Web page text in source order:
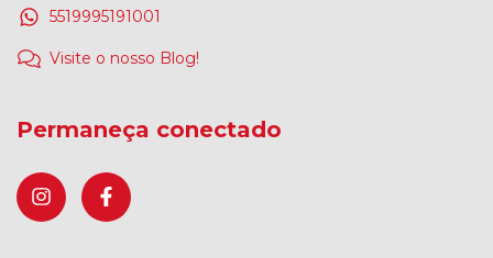
5519995191001
Visite o nosso Blog!
Permaneça conectado